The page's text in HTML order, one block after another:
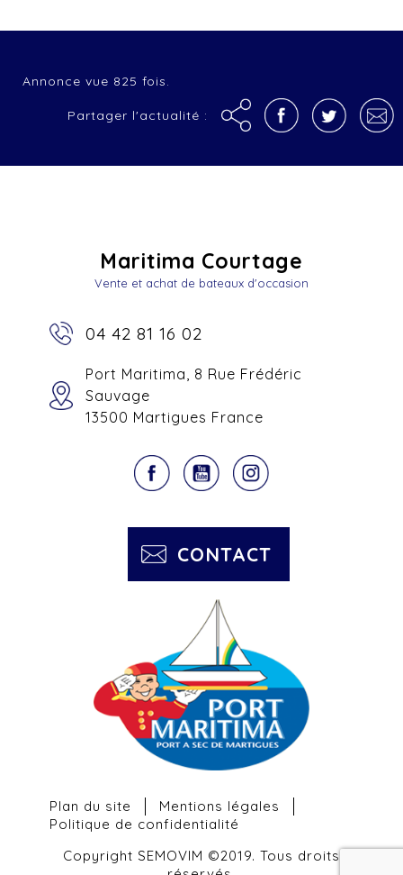
Annonce vue 825 fois.
Partager l'actualité :
Maritima Courtage
Vente et achat de bateaux d'occasion
04 42 81 16 02
Port Maritima, 8 Rue Frédéric
Sauvage
13500 Martigues France
CONTACT
Plan du site
Mentions légales
Politique de confidentialité
Copyright SEMOVIM ©2019. Tous droits